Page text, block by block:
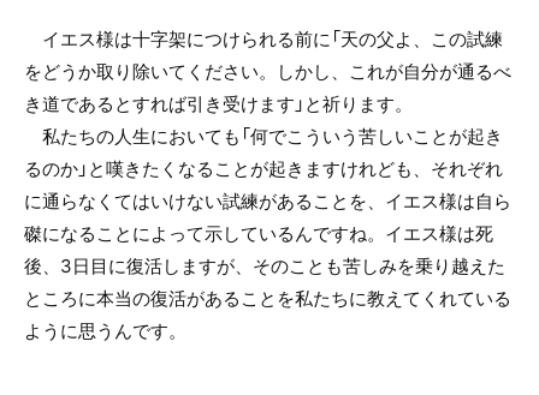
イエス様は十字架につけられる前に「天の父よ、この試練
をどうか取り除いてください。しかし、これが自分が通るべ
き道であるとすれば引き受けます」と祈ります。
私たちの人生においても「何でこういう苦しいことが起き
るのか」と嘆きたくなることが起きますけれども、それぞれ
に通らなくてはいけない試練があることを、イエス様は自ら
磔になることによって示しているんですね。イエス様は死
後、3日目に復活しますが、そのことも苦しみを乗り越えた
ところに本当の復活があることを私たちに教えてくれている
ように思うんです。